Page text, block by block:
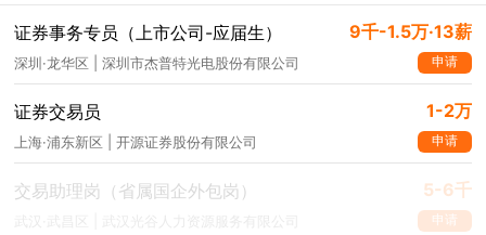
证券事务专员（上市公司-应届生） 9千-1.5万·13薪
深圳·龙华区 | 深圳市杰普特光电股份有限公司 申请
证券交易员 1-2万
上海·浦东新区 | 开源证券股份有限公司 申请
交易助理岗（省属国企外包岗） 5-6千
申请